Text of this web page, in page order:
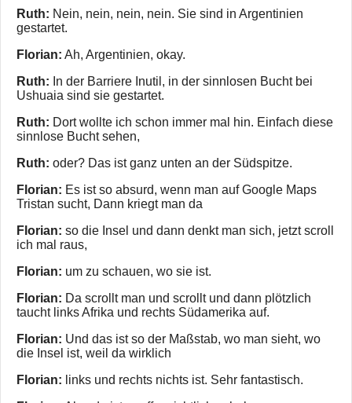
Ruth: Nein, nein, nein, nein. Sie sind in Argentinien
gestartet.
Florian: Ah, Argentinien, okay.
Ruth: In der Barriere Inutil, in der sinnlosen Bucht bei
Ushuaia sind sie gestartet.
Ruth: Dort wollte ich schon immer mal hin. Einfach diese
sinnlose Bucht sehen,
Ruth: oder? Das ist ganz unten an der Südspitze.
Florian: Es ist so absurd, wenn man auf Google Maps
Tristan sucht, Dann kriegt man da
Florian: so die Insel und dann denkt man sich, jetzt scroll
ich mal raus,
Florian: um zu schauen, wo sie ist.
Florian: Da scrollt man und scrollt und dann plötzlich
taucht links Afrika und rechts Südamerika auf.
Florian: Und das ist so der Maßstab, wo man sieht, wo
die Insel ist, weil da wirklich
Florian: links und rechts nichts ist. Sehr fantastisch.